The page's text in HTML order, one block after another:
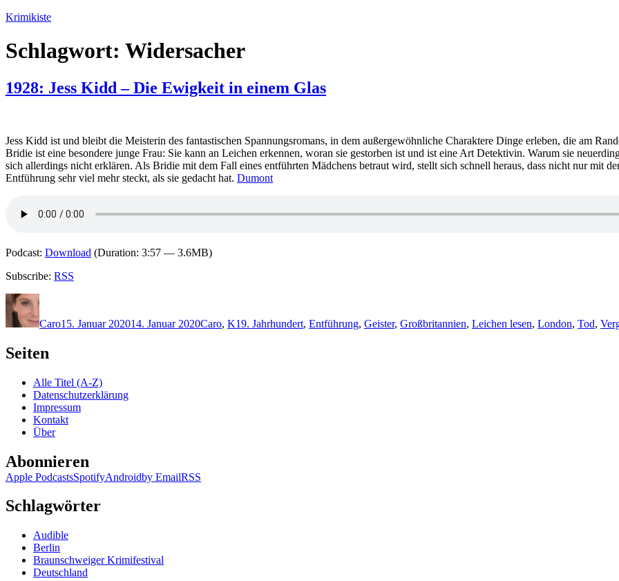
Zum
springen
Krimikiste
Schlagwort: Widersacher
1928: Jess Kidd – Die Ewigkeit in einem Glas
Jess Kidd ist und bleibt die Meisterin des fantastischen Spannungsromans, in dem außergewöhnliche Charaktere Dinge erleben, die am
Bridie ist eine besondere junge Frau: Sie kann an Leichen erkennen, woran sie gestorben ist und ist eine Art Detektivin. Warum sie
sich allerdings nicht erklären. Als Bridie mit dem Fall eines entführten Mädchens betraut wird, stellt sich schnell heraus, dass nicht nur mit
Entführung sehr viel mehr steckt, als sie gedacht hat. Dumont
Podcast: Download (Duration: 3:57 — 3.6MB)
Subscribe: RSS
Autor
Caro15. Januar 202014. Januar 2020Caro, K19. Jahrhundert, Entführung, Geister, Großbritannien, Leichen lesen, London, Tod,
Seiten
Alle Titel (A-Z)
Datenschutzerklärung
Impressum
Kontakt
Über
Abonnieren
Apple PodcastsSpotifyAndroidby EmailRSS
Schlagwörter
Audible
Berlin
Braunschweiger Krimifestival
Deutschland